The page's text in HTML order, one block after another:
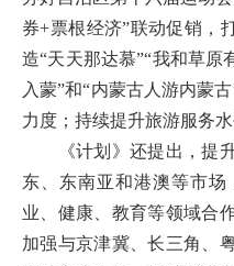
券+票根经济”联动促销，
造“天天那达慕”“我和草原
入蒙”和“内蒙古人游内蒙
力度；持续提升旅游服务
《计划》还提出，提升
东、东南亚和港澳等市
业、健康、教育等领域合
加强与京津冀、长三角、